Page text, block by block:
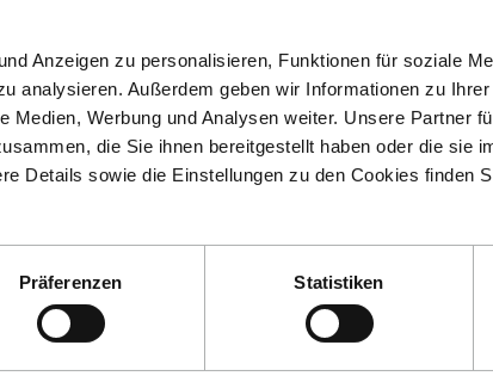
Anzeigen zu personalisieren, Funktionen für soziale
analysieren. Außerdem geben wir Informationen zu
Medien, Werbung und Analysen weiter. Unsere Partner
die Sie ihnen bereitgestellt haben oder die sie
Details sowie die Einstellungen zu den Cookies finden
Präferenzen Statistiken